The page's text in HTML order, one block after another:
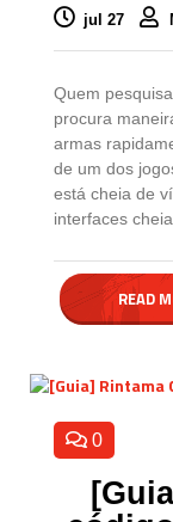
jul 27
Quem
procura
armas
de um dos
está cheia de
interfaces
READ
0